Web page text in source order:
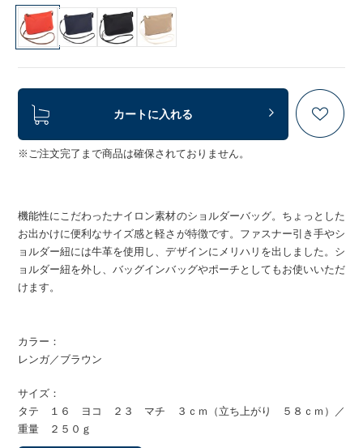
カートに入れる
※ご注文完了まで商品は確保されておりません。
機能性にこだわったナイロン素材のショルダーバッグ。ちょっとした
お出かけに便利なサイズ感と軽さが特徴です。ファスナー引き手やシ
ョルダー紐には牛革を使用し、デザインにメリハリを出しました。シ
ョルダー紐を外し、バッグインバッグやポーチとしてもお使いいただ
けます。
カラー：
レンガ／ブラウン
サイズ：
タテ １６ ヨコ ２３ マチ ３ｃｍ（立ち上がり ５８ｃｍ）／
重量 ２５０ｇ